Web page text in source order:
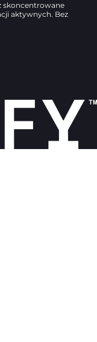
skoncentrowane
aktywnych. Bez